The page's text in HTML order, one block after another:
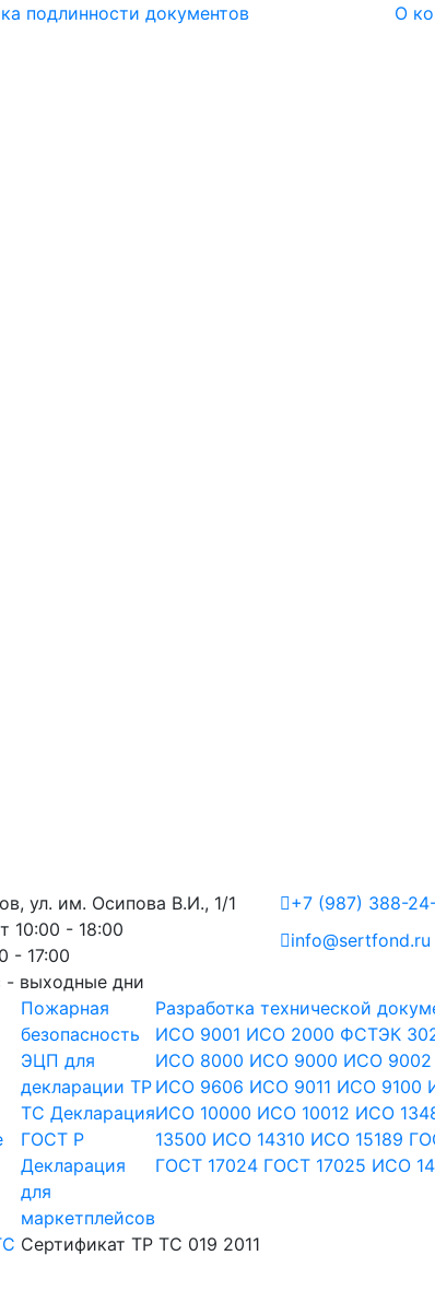
подлинности документов О
ул. им. Осипова В.И., 1/1
+7 (987) 388-
10:00 - 18:00
- 17:00
- выходные дни
info@sertfond.ru
Пожарная
безопасность
ЭЦП для
декларации ТР
ТС Декларация
ГОСТ Р
Декларация
для
маркетплейсов
Разработка технической
ИСО 9001 ИСО 2000 ФСТЭК
ИСО 8000 ИСО 9000 ИСО 9002
ИСО 9606 ИСО 9011 ИСО 9100
ИСО 10000 ИСО 10012 ИСО
13500 ИСО 14310 ИСО 15189
ГОСТ 17024 ГОСТ 17025 ИСО
Сертификат ТР ТС 019 2011